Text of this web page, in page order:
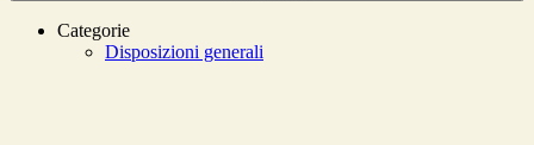
Categorie
Disposizioni generali